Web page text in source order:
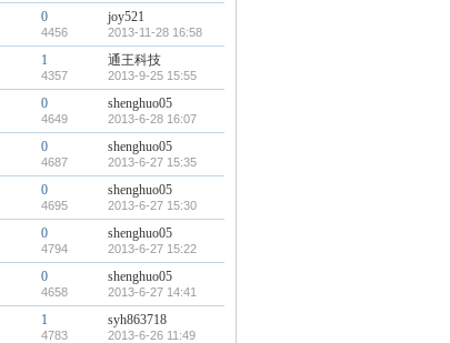
0
4456
joy521
2013-11-28 16:58
1
4357
通王科技
2013-9-25 15:55
0
4649
shenghuo05
2013-6-28 16:07
0
4687
shenghuo05
2013-6-27 15:35
0
4695
shenghuo05
2013-6-27 15:30
0
4794
shenghuo05
2013-6-27 15:22
0
4658
shenghuo05
2013-6-27 14:41
1
4783
syh863718
2013-6-26 11:49